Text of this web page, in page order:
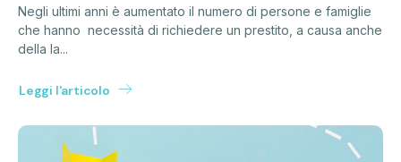
Negli ultimi anni è aumentato il numero di persone e famiglie
che hanno necessità di richiedere un prestito, a causa anche
della la...
Leggi l'articolo